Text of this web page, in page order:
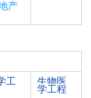
产
工 生物医
学工程